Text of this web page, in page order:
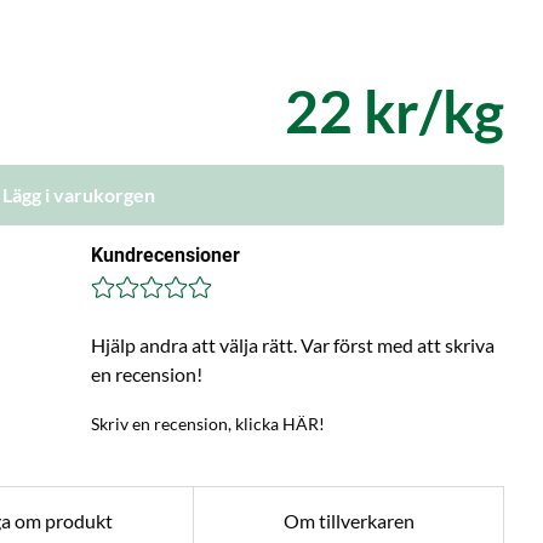
22 kr/kg
Lägg i varukorgen
Kundrecensioner
Hjälp andra att välja rätt. Var först med att skriva
en recension!
Skriv en recension, klicka HÄR!
om produkt Om tillverkaren